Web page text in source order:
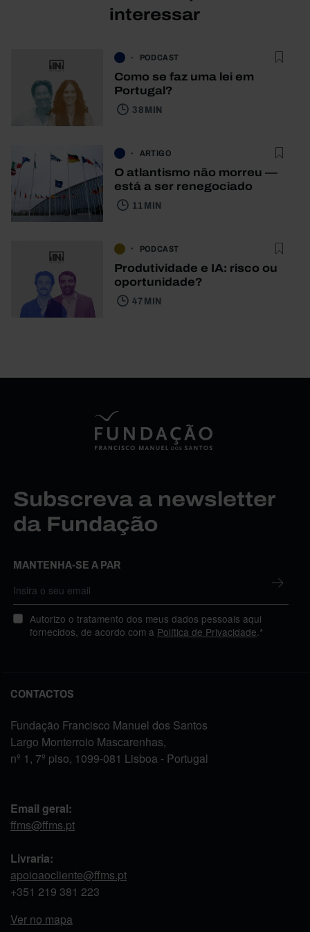
interessar
PODCAST
Como se faz uma lei em
Portugal?
38 MIN
ARTIGO
O atlantismo não morreu —
está a ser renegociado
11 MIN
PODCAST
Produtividade e IA: risco ou
oportunidade?
47 MIN
Subscreva a newsletter
da Fundação
MANTENHA-SE A PAR
Autorizo o tratamento dos meus dados pessoais aqui
fornecidos, de acordo com a Política de Privacidade .*
CONTACTOS
Fundação Francisco Manuel dos Santos
Largo Monterroio Mascarenhas,
nº 1, 7º piso, 1099-081 Lisboa - Portugal
Email geral:
ffms@ffms.pt
Livraria:
apoioaocliente@ffms.pt
+351 219 381 223
Ver no mapa